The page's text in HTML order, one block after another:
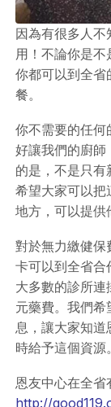
因為有很多人
用！不論你是不
你都可以到全省
餐。
你不需要的任何
好讓我們的廚師
的是，不是只
希望大家可以把
地方，可以提供
對於無力繳健保
卡可以到全省合
大多數的診所
元藥費。我們
息，讓大家知道
時給予這個資源。
恩友中心在全省
http://